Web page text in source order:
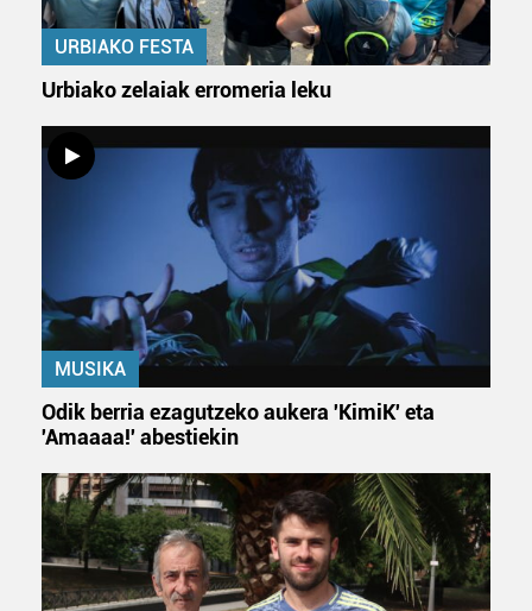
URBIAKO FESTA
Urbiako zelaiak erromeria leku
MUSIKA
Odik berria ezagutzeko aukera 'KimiK' eta
'Amaaaa!' abestiekin